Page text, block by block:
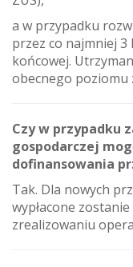
a w przypadku
przez co najmniej 3
końcowej.
obecnego poziomu
Czy w przypadku
gospodarczej
dofinansowania
Tak. Dla nowych
wypłacone
zrealizowaniu